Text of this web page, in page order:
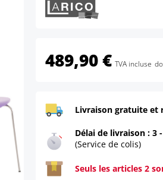
489,90 € TVA incluse
Livraison gratuite et
Délai de livraison : 3
(Service de colis)
Seuls les articles 2